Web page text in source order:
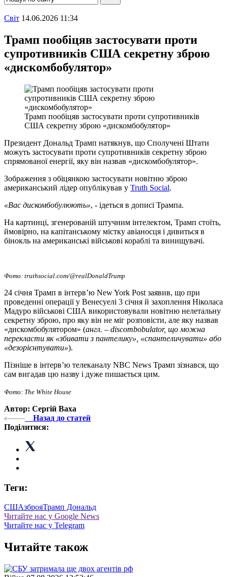
Свiт 14.06.2026 11:34
Трамп пообіцяв застосувати проти
супротивників США секретну зброю
«дискомбобулятор»
Трамп пообіцяв застосувати проти супротивників
США секретну зброю «дискомбобулятор»
Президент Дональд Трамп натякнув, що Сполучені Штати
можуть застосувати проти супротивників секретну зброю
спрямованої енергії, яку він назвав «дискомбобулятор».
Зображення з обіцянкою застосувати новітню зброю
американський лідер опублікував у Truth Social.
«Вас дискомбобулюють», - ідеться в дописі Трампа.
На картинці, згенерованій штучним інтелектом, Трамп стоїть,
ймовірно, на капітанському містку авіаносця і дивиться в
бінокль на американські військові кораблі та винищувачі.
Фото: truthsocial .com/@realDonaldTrump
24 січня Трамп в інтерв’ю New York Post заявив, що при
проведенні операції у Венесуелі 3 січня й захоплення Ніколаса
Мадуро військові США використовували новітню нелетальну
секретну зброю, про яку він не міг розповісти, але яку назвав
«дискомбобулятором» (англ. – discombobulator, що можна
перекласти як «збивати з пантелику», «спантеличувати» або
«дезорієнтувати»).
Пізніше в інтерв’ю телеканалу NBC News Трамп зізнався, що
сам вигадав цю назву і дуже пишається цим.
Фото : The White House
Автор: Сергій Ваха
Назад до статей
Поділитися:
Теги:
СШАзброяТрамп Дональд
Читайте нас у Google News
Читайте нас у Telegram
Читайте також